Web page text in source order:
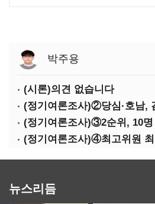
박주용
(시론)의견 없습니다
뉴스리듬